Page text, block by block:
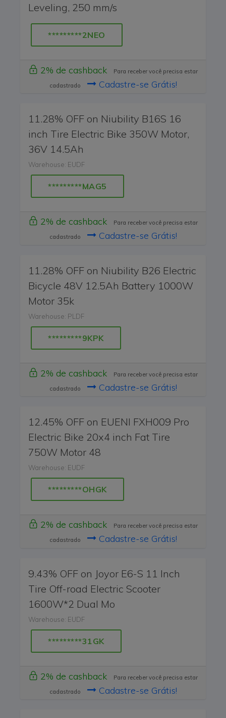
Leveling, 250 mm/s
*********2NEO
2% de cashback
Para receber você precisa estar
cadastrado
Cadastre-se Grátis!
11.28% OFF on Niubility B16S 16
inch Tire Electric Bike 350W Motor,
36V 14.5Ah
Warehouse: EUDF
*********MAG5
2% de cashback
Para receber você precisa estar
cadastrado
Cadastre-se Grátis!
11.28% OFF on Niubility B26 Electric
Bicycle 48V 12.5Ah Battery 1000W
Motor 35k
Warehouse: PLDF
*********9KPK
2% de cashback
Para receber você precisa estar
cadastrado
Cadastre-se Grátis!
12.45% OFF on EUENI FXH009 Pro
Electric Bike 20x4 inch Fat Tire
750W Motor 48
Warehouse: EUDF
*********OHGK
2% de cashback
Para receber você precisa estar
cadastrado
Cadastre-se Grátis!
9.43% OFF on Joyor E6-S 11 Inch
Tire Off-road Electric Scooter
1600W*2 Dual Mo
Warehouse: EUDF
*********31GK
2% de cashback
Para receber você precisa estar
cadastrado
Cadastre-se Grátis!